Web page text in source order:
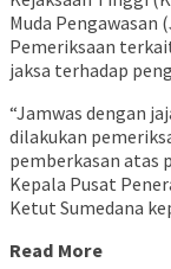
Muda Pengawasan
Pemeriksaan
jaksa terhadap
“Jamwas dengan
dilakukan
pemberkasan atas
Kepala Pusat
Ketut Sumedana
Read More